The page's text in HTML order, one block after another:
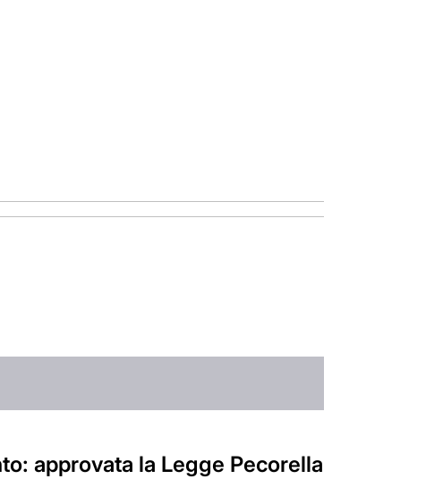
approvata la Legge Pecorella